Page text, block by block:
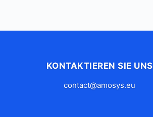
KONTAKTIEREN SIE UNS
contact@amosys.eu